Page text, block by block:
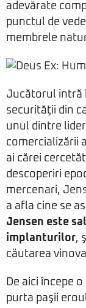
adevărate
punctul de
membrele
Jucătorul intră
securităţii din
unul dintre
comercializării
ai cărei
descoperiri
mercenari,
a afla cine se
Jensen este
implanturilor,
căutarea
De aici începe
purta paşii